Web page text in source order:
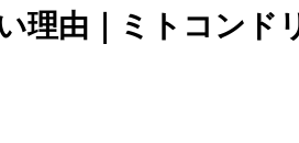
理由｜ミトコンド